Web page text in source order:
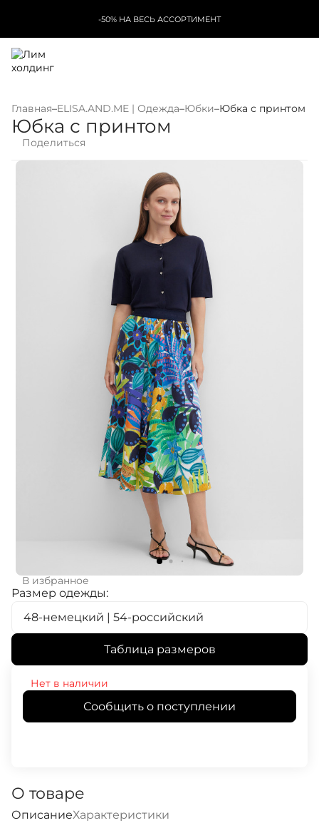
-50% НА ВЕСЬ АССОРТИМЕНТ
Главная–ELISA.AND.ME | Одежда–Юбки–Юбка с принтом
Юбка с принтом
Поделиться
В избранное
Размер одежды:
48-немецкий | 54-российский
Таблица размеров
Нет в наличии
Сообщить о поступлении
О товаре
ОписаниеХарактеристики